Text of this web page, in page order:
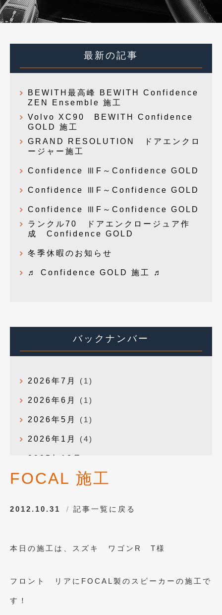
最新の記事
BEWITH最高峰 BEWITH Confidence
ZEN Ensemble 施工
Volvo XC90 BEWITH Confidence
GOLD 施工
GRAND RESOLUTION ドアエンクロ
ージャー施工
Confidence ⅢF～Confidence GOLD
Confidence ⅢF～Confidence GOLD
Confidence ⅢF～Confidence GOLD
ランクル70 ドアエンクロージュア作
成 Confidence GOLD
冬季休暇のお知らせ
♬ Confidence GOLD 施工 ♬
バックナンバー
2026年7月 (1)
2026年6月 (1)
2026年5月 (1)
2026年1月 (4)
2025年12月
2025年10月(1)
2024年7月
FOCAL 施工
2012.10.31 記事一覧に戻る
本日の施工は、スズキ ワゴンR T様
フロント リアにFOCAL製のスピーカーの施工で
す！